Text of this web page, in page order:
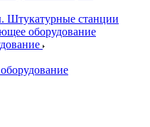
Штукатурные станции
оборудование